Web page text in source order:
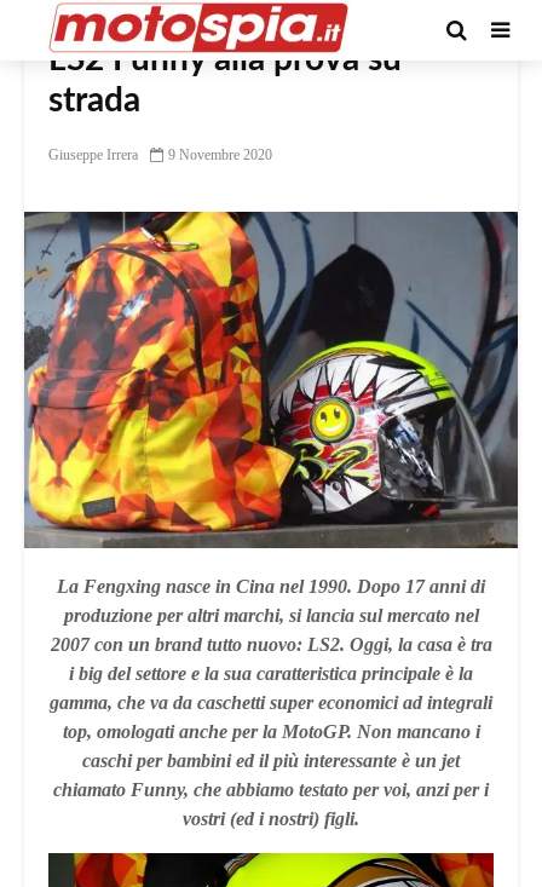
LS2 Funny alla prova su
strada
Giuseppe Irrera 9 Novembre 2020
La Fengxing nasce in Cina nel 1990. Dopo 17 anni di
produzione per altri marchi, si lancia sul mercato nel
2007 con un brand tutto nuovo: LS2. Oggi, la casa è tra
i big del settore e la sua caratteristica principale è la
gamma, che va da caschetti super economici ad integrali
top, omologati anche per la MotoGP. Non mancano i
caschi per bambini ed il più interessante è un jet
chiamato Funny, che abbiamo testato per voi, anzi per i
vostri (ed i nostri) figli.